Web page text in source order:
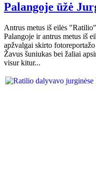
Palangoje ūžė
Antrus metus iš eilės
Palangoje ir antrus metus iš
apžvalgai skirto
Žavus šuniukas bei žaliai
visur kitur...